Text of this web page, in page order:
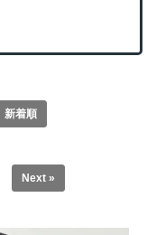
新着順
Next »